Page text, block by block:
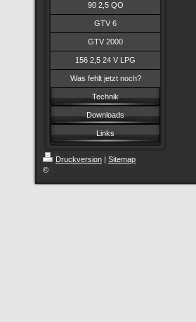
90 2,5 QO
GTV 6
GTV 2000
156 2,5 24 V LPG
Was fehlt jetzt noch?
Technik
Downloads
Links
Druckversion | Sitemap
©